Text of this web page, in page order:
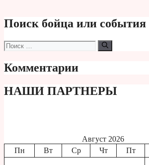
Поиск бойца или события
Поиск:
Комментарии
НАШИ ПАРТНЕРЫ
Август 2026
Пн
Вт Ср Чт Пт